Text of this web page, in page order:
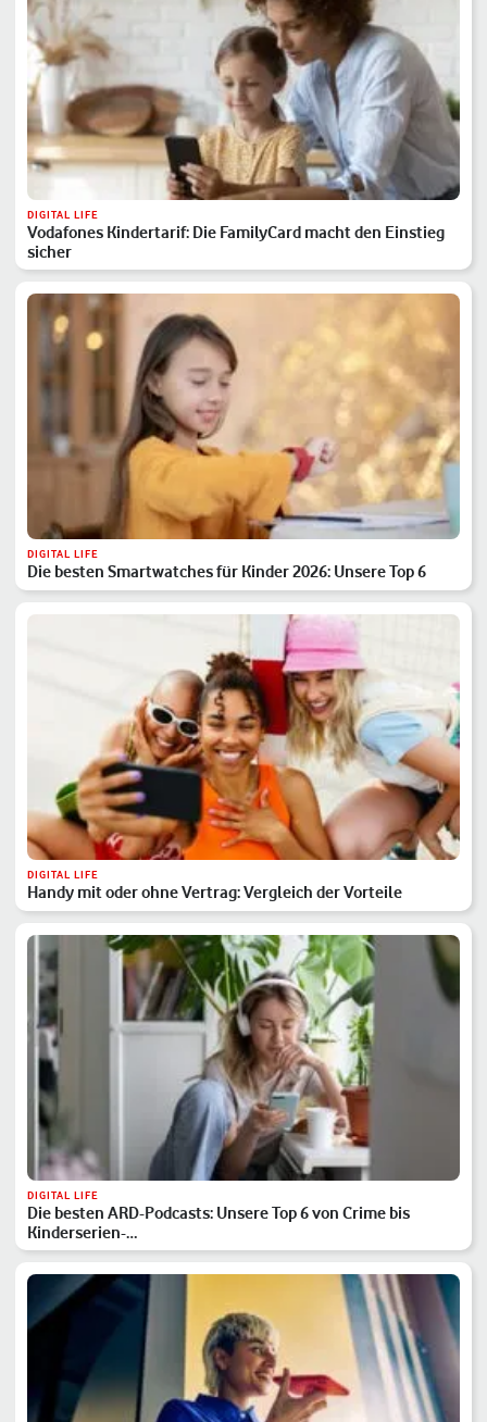
DIGITAL LIFE
Vodafones Kindertarif: Die FamilyCard macht den Einstieg
sicher
DIGITAL LIFE
Die besten Smartwatches für Kinder 2026: Unsere Top 6
DIGITAL LIFE
Handy mit oder ohne Vertrag: Vergleich der Vorteile
DIGITAL LIFE
Die besten ARD-Podcasts: Unsere Top 6 von Crime bis
Kinderserien-…